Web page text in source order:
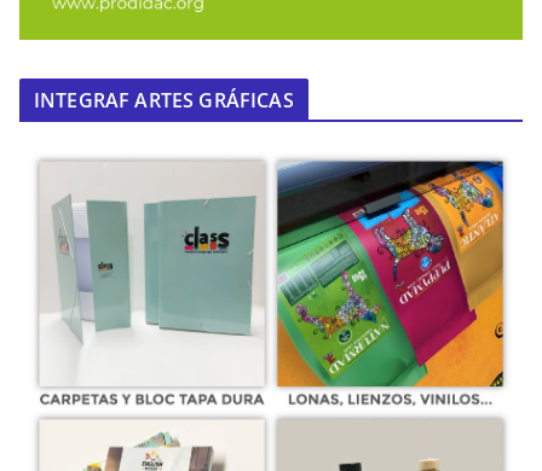
INTEGRAF ARTES GRÁFICAS